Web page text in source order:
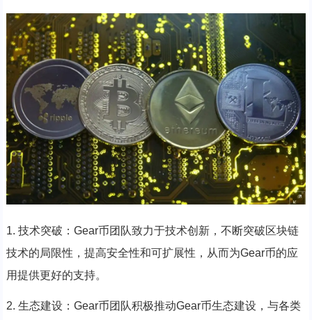
1. 技术突破：Gear币团队致力于技术创新，不断突破区块链
技术的局限性，提高安全性和可扩展性，从而为Gear币的应
用提供更好的支持。
2. 生态建设：Gear币团队积极推动Gear币生态建设，与各类